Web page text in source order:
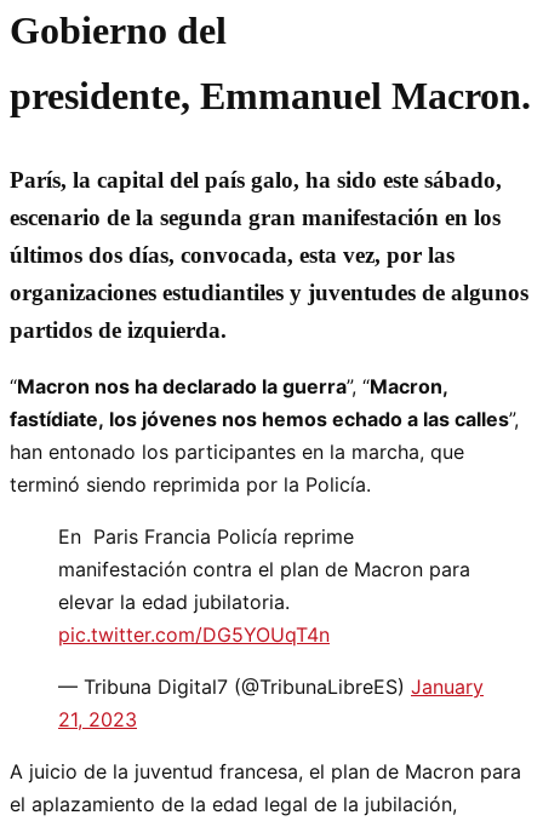
Gobierno del
presidente, Emmanuel Macron.
París, la capital del país galo, ha sido este sábado,
escenario de la segunda gran manifestación en los
últimos dos días, convocada, esta vez, por las
organizaciones estudiantiles y juventudes de algunos
partidos de izquierda.
“Macron nos ha declarado la guerra”, “Macron,
fastídiate, los jóvenes nos hemos echado a las calles”,
han entonado los participantes en la marcha, que
terminó siendo reprimida por la Policía.
En Paris Francia Policía reprime
manifestación contra el plan de Macron para
elevar la edad jubilatoria.
pic.twitter.com/DG5YOUqT4n
— Tribuna Digital7 (@TribunaLibreES) January
21, 2023
A juicio de la juventud francesa, el plan de Macron para
el aplazamiento de la edad legal de la jubilación,